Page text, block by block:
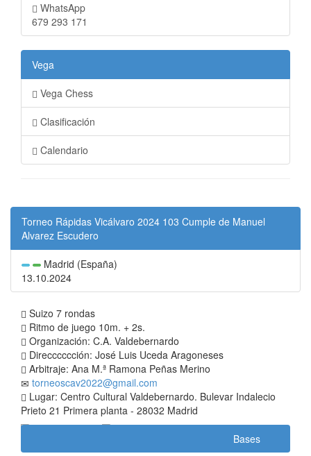
WhatsApp
679 293 171
Vega
Vega Chess
Clasificación
Calendario
Torneo Rápidas Vicálvaro 2024 103 Cumple de Manuel
Alvarez Escudero
Madrid (España)
13.10.2024
Suizo 7 rondas
Ritmo de juego 10m. + 2s.
Organización: C.A. Valdebernardo
Direcccccción: José Luis Uceda Aragoneses
Arbitraje: Ana M.ª Ramona Peñas Merino
torneoscav2022@gmail.com
Lugar: Centro Cultural Valdebernardo. Bulevar Indalecio
Prieto 21 Primera planta - 28032 Madrid
Bases